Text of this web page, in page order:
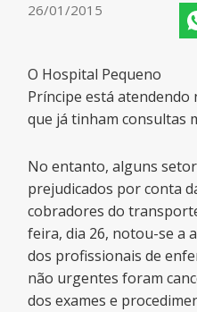
26/01/2015
O Hospital Pequeno
Príncipe está atendendo
que já tinham consultas
No entanto, alguns
prejudicados por conta
cobradores do
feira, dia 26, notou-se a
dos profissionais de
não urgentes foram
dos exames e